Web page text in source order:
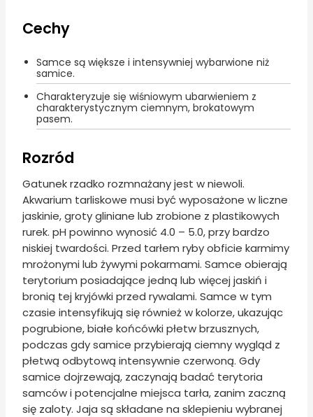
Cechy
Samce są większe i intensywniej wybarwione niż
samice.
Charakteryzuje się wiśniowym ubarwieniem z
charakterystycznym ciemnym, brokatowym
pasem.
Rozród
Gatunek rzadko rozmnażany jest w niewoli.
Akwarium tarliskowe musi być wyposażone w liczne
jaskinie, groty gliniane lub zrobione z plastikowych
rurek. pH powinno wynosić 4.0 – 5.0, przy bardzo
niskiej twardości. Przed tarłem ryby obficie karmimy
mrożonymi lub żywymi pokarmami. Samce obierają
terytorium posiadające jedną lub więcej jaskiń i
bronią tej kryjówki przed rywalami. Samce w tym
czasie intensyfikują się również w kolorze, ukazując
pogrubione, białe końcówki płetw brzusznych,
podczas gdy samice przybierają ciemny wygląd z
płetwą odbytową intensywnie czerwoną. Gdy
samice dojrzewają, zaczynają badać terytoria
samców i potencjalne miejsca tarła, zanim zaczną
się zaloty. Jaja są składane na sklepieniu wybranej